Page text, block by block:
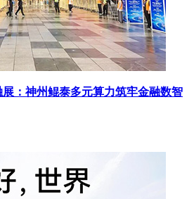
展：神州鲲泰多元算力筑牢金融数智